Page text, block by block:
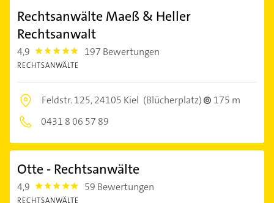
Rechtsanwälte Maeß & Heller
Rechtsanwalt
4,9 4.9 197 Bewertungen
RECHTSANWÄLTE
Feldstr. 125,24105 Kiel (Blücherplatz)
175 m
0431 8 06 57 89
Otte - Rechtsanwälte
4,9 4.9 59 Bewertungen
RECHTSANWÄLTE